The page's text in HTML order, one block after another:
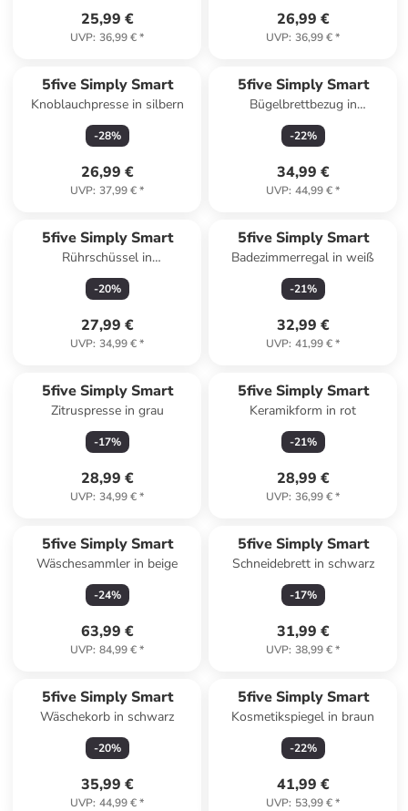
25,99 €
UVP: 36,99 €*
26,99 €
UVP: 36,99 €*
5five Simply Smart
Knoblauchpresse in silbern
-28%
26,99 €
UVP: 37,99 €*
5five Simply Smart
Bügelbrettbezug in
mehrfarben
-22%
34,99 €
UVP: 44,99 €*
5five Simply Smart
Rührschüssel in
anthrazitfarben
-20%
27,99 €
UVP: 34,99 €*
5five Simply Smart
Badezimmerregal in weiß
-21%
32,99 €
UVP: 41,99 €*
5five Simply Smart
Zitruspresse in grau
-17%
28,99 €
UVP: 34,99 €*
5five Simply Smart
Keramikform in rot
-21%
28,99 €
UVP: 36,99 €*
5five Simply Smart
Wäschesammler in beige
-24%
63,99 €
UVP: 84,99 €*
5five Simply Smart
Schneidebrett in schwarz
-17%
31,99 €
UVP: 38,99 €*
5five Simply Smart
Wäschekorb in schwarz
-20%
35,99 €
UVP: 44,99 €*
5five Simply Smart
Kosmetikspiegel in braun
-22%
41,99 €
UVP: 53,99 €*